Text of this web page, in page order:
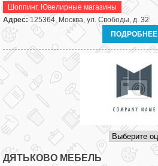
Шоппинг, Ювелирные магазины
Адрес:125364, Москва, ул. Свободы, д. 32
ПОДРОБНЕЕ
ДЯТЬКОВО МЕБЕЛЬ